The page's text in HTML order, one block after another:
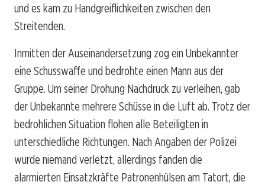
und es kam zu Handgreiflichkeiten zwischen den
Streitenden.
Inmitten der Auseinandersetzung zog ein Unbekannter
eine Schusswaffe und bedrohte einen Mann aus der
Gruppe. Um seiner Drohung Nachdruck zu verleihen, gab
der Unbekannte mehrere Schüsse in die Luft ab. Trotz der
bedrohlichen Situation flohen alle Beteiligten in
unterschiedliche Richtungen. Nach Angaben der Polizei
wurde niemand verletzt, allerdings fanden die
alarmierten Einsatzkräfte Patronenhülsen am Tatort, die